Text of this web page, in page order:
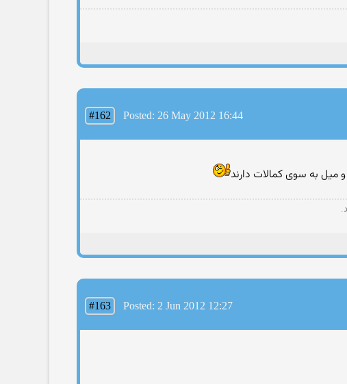
#162 Posted: 26 May 2012 16:44
به سوی کمالات دارند
#163 Posted: 2 Jun 2012 12:27